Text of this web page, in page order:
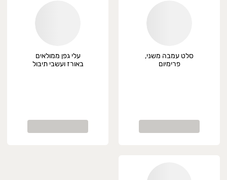
סלט עמבה משני,
פרימיום
עלי גפן ממולאים
באורז ועשבי תיבול